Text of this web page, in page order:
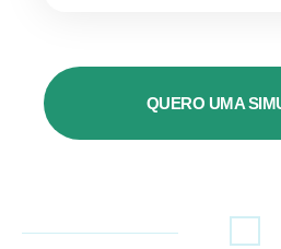
QUERO UMA